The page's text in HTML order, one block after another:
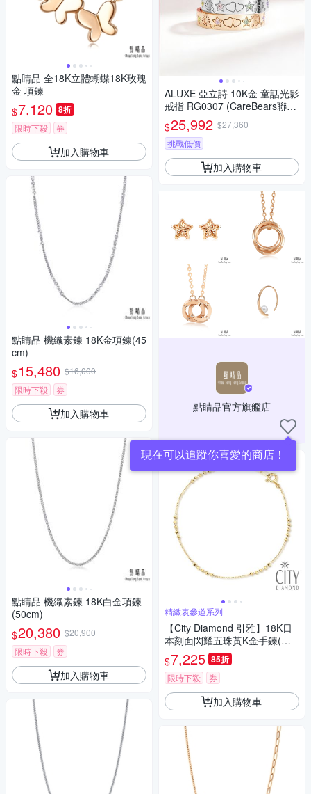
點睛品 全18K立體蝴蝶18K玫瑰
金 項鍊
$7,120 8折
限時下殺 券
加入購物車
點睛品 機織素鍊 18K金項鍊(45
cm)
$15,480 $16,000
限時下殺
券
加入購物車
點睛品 機織素鍊 18K白金項鍊
(50cm)
$20,380 $20,900
限時下殺
券
加入購物車
ALUXE 亞立詩 10K金 童話光影
戒指 RG0307 (CareBears聯名
系列)
$25,992 $27,360
挑戰低價
加入購物車
點睛品官方旗艦店
現在可以追蹤你喜愛的商店！
精緻表參道系列
【City Diamond 引雅】18K日
本刻面閃耀五珠黃K金手鍊(東
京Yuki表參道系列)
$7,225 85折
限時下殺 券
加入購物車